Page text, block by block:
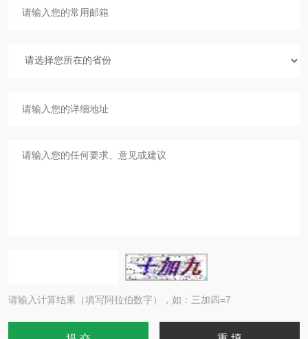
请输入计算结果（填写阿拉伯数字），如：三加四=7